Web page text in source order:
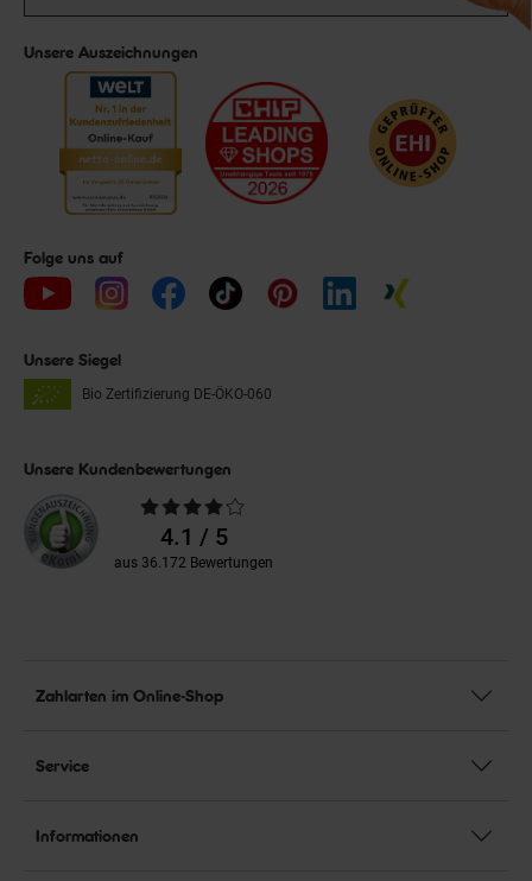
Unsere Auszeichnungen
Folge uns auf
Unsere Siegel
Bio Zertifizierung DE-ÖKO-060
Unsere Kundenbewertungen
Durchschnittliche
Bewertungen4.1 / 5
aus 36.172 Bewertungen
Zahlarten im Online-Shop
Service
Informationen